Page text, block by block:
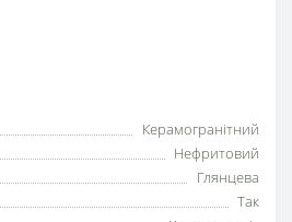
Керамогранітний
Нефритовий
Глянцева
Так